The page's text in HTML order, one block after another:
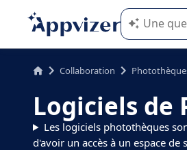
L'IA de
Collaboration
Logiciels de
Les logiciels photothèques
d'avoir un accès à un espace